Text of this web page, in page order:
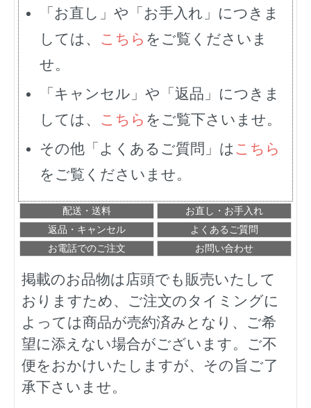
「お直し」や「お手入れ」につきま
しては、 こちら をご覧くださいま
せ。
「キャンセル」や「返品」につきま
しては、 こちら をご覧下さいませ。
その他「よくあるご質問」は こちら
をご覧くださいませ。
配送・送料
お直し・お手入れ
返品・キャンセル
よくあるご質問
お電話でのご注文
お問い合わせ
掲載のお品物は店頭でも販売いたして
おりますため、ご注文のタイミングに
よっては商品が売約済みとなり、ご希
望に添えない場合がございます。ご不
便をおかけいたしますが、その旨ご了
承下さいませ。